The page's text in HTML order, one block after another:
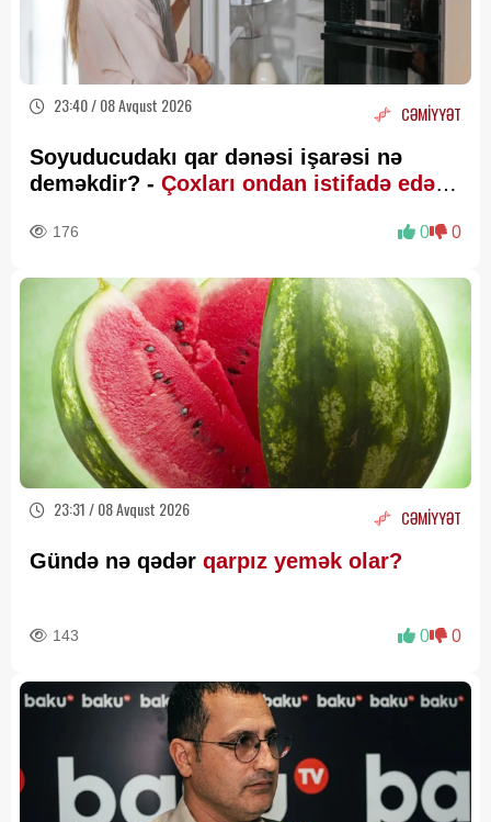
23:40 / 08 Avqust 2026 CƏMİYYƏT
Soyuducudakı qar dənəsi işarəsi nə
deməkdir? - Çoxları ondan istifadə edə
176 0 0
23:31 / 08 Avqust 2026 CƏMİYYƏT
Gündə nə qədər qarpız yemək olar?
143 0 0